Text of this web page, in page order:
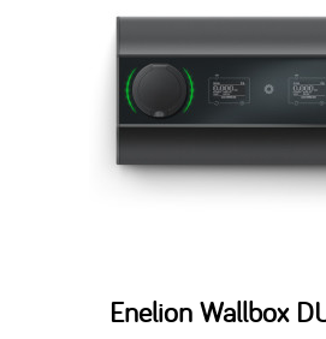
Enelion Wallbox